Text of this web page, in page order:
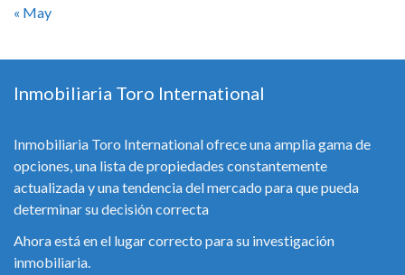
« May
Inmobiliaria Toro International
Inmobiliaria Toro International ofrece una amplia gama de
opciones, una lista de propiedades constantemente
actualizada y una tendencia del mercado para que pueda
determinar su decisión correcta
Ahora está en el lugar correcto para su investigación
inmobiliaria.